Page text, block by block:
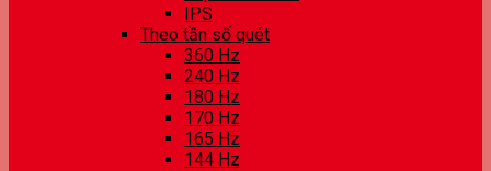
IPS
Theo tần số quét
360 Hz
240 Hz
180 Hz
170 Hz
165 Hz
144 Hz